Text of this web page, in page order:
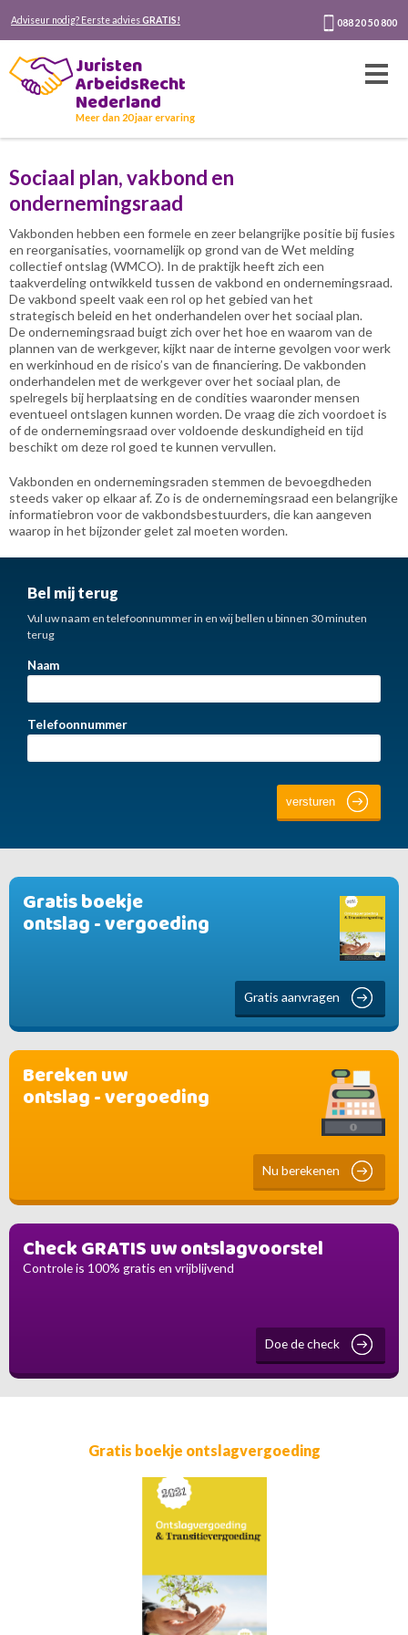
Adviseur nodig? Eerste adviesGRATIS! 088 20 50 800
Juristen
ArbeidsRecht
Nederland
Meer dan 20 jaar ervaring
Sociaal plan, vakbond en
ondernemingsraad
Vakbonden hebben een formele en zeer belangrijke positie bij fusies
en reorganisaties, voornamelijk op grond van de Wet melding
collectief ontslag (WMCO). In de praktijk heeft zich een
taakverdeling ontwikkeld tussen de vakbond en ondernemingsraad.
De vakbond speelt vaak een rol op het gebied van het
strategisch beleid en het onderhandelen over het sociaal plan.
De ondernemingsraad buigt zich over het hoe en waarom van de
plannen van de werkgever, kijkt naar de interne gevolgen voor werk
en werkinhoud en de risico’s van de financiering. De vakbonden
onderhandelen met de werkgever over het sociaal plan, de
spelregels bij herplaatsing en de condities waaronder mensen
eventueel ontslagen kunnen worden. De vraag die zich voordoet is
of de ondernemingsraad over voldoende deskundigheid en tijd
beschikt om deze rol goed te kunnen vervullen.
Vakbonden en ondernemingsraden stemmen de bevoegdheden
steeds vaker op elkaar af. Zo is de ondernemingsraad een belangrijke
informatiebron voor de vakbondsbestuurders, die kan aangeven
waarop in het bijzonder gelet zal moeten worden.
Gratis boekje
ontslag - vergoeding
Gratis aanvragen
Bereken uw
ontslag - vergoeding
Nu berekenen
Check GRATIS uw ontslagvoorstel
Controle is 100% gratis en vrijblijvend
Doe de check
Bel mij terug
Vul uw naam en telefoonnummer in en wij bellen u binnen 30 minuten
terug
Naam
Telefoonnummer
Gratis boekje ontslagvergoeding